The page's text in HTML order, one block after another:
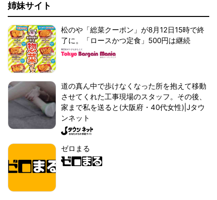
姉妹サイト
松のや「総菜クーポン」が8月12日15時で終
了に。「ロースかつ定食」500円は継続
道の真ん中で歩けなくなった所を抱えて移動
させてくれた工事現場のスタッフ。その後、
家まで私を送ると(大阪府・40代女性)|Jタウ
ンネット
ゼロまる